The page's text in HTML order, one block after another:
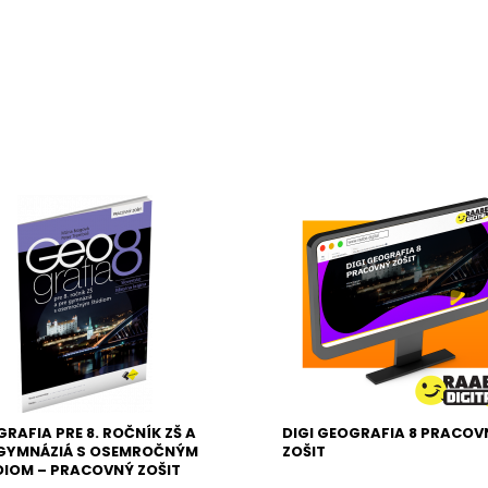
PRE 8. ROČNÍK ZŠ A
S OSEMROČNÝM
– PRACOVNÝ ZOŠIT
DIGI GEOGRAFIA 8
ZOŠIT